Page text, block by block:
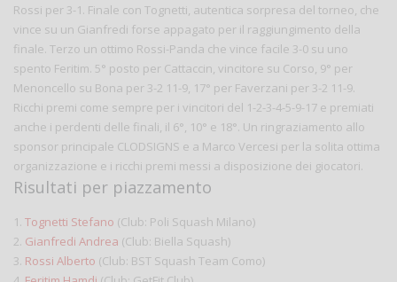
Rossi per 3-1. Finale con Tognetti, autentica sorpresa del torneo, che
vince su un Gianfredi forse appagato per il raggiungimento della
finale. Terzo un ottimo Rossi-Panda che vince facile 3-0 su uno
spento Feritim. 5° posto per Cattaccin, vincitore su Corso, 9° per
Menoncello su Bona per 3-2 11-9, 17° per Faverzani per 3-2 11-9.
Ricchi premi come sempre per i vincitori del 1-2-3-4-5-9-17 e premiati
anche i perdenti delle finali, il 6°, 10° e 18°. Un ringraziamento allo
sponsor principale CLODSIGNS e a Marco Vercesi per la solita ottima
organizzazione e i ricchi premi messi a disposizione dei giocatori.
Risultati per piazzamento
1. Tognetti Stefano (Club: Poli Squash Milano)
2. Gianfredi Andrea (Club: Biella Squash)
3. Rossi Alberto (Club: BST Squash Team Como)